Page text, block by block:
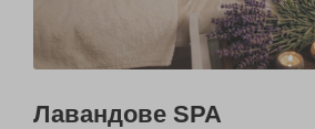
Лавандове SPA